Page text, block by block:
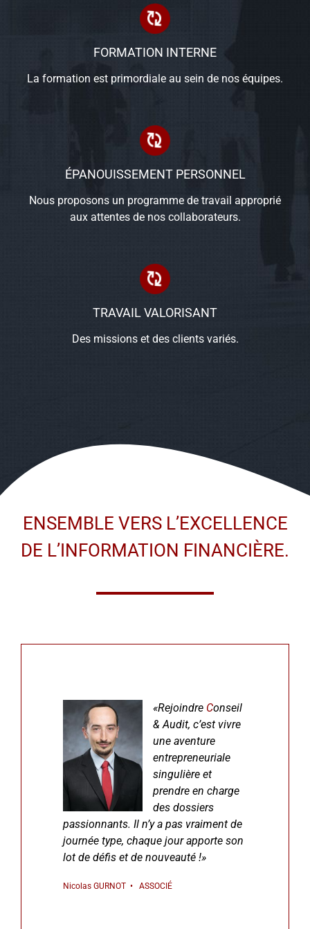
FORMATION INTERNE
La formation est primordiale au sein de nos équipes.
ÉPANOUISSEMENT PERSONNEL
Nous proposons un programme de travail approprié
aux attentes de nos collaborateurs.
TRAVAIL VALORISANT
Des missions et des clients variés.
ENSEMBLE VERS L’EXCELLENCE
DE L’INFORMATION FINANCIÈRE.
«Rejoindre Conseil
& Audit, c’est vivre
une aventure
entrepreneuriale
singulière et
prendre en charge
des dossiers
passionnants. Il n’y a pas vraiment de
journée type, chaque jour apporte son
lot de défis et de nouveauté !»
Nicolas GURNOT • ASSOCIÉ